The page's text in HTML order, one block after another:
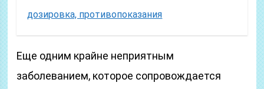
дозировка, противопоказания
Еще одним крайне неприятным
заболеванием, которое сопровождается